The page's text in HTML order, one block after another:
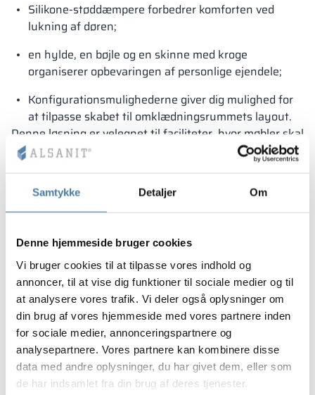
Samtykke Detaljer Om
Denne hjemmeside bruger cookies
Vi bruger cookies til at tilpasse vores indhold og
annoncer, til at vise dig funktioner til sociale medier og til
at analysere vores trafik. Vi deler også oplysninger om
din brug af vores hjemmeside med vores partnere inden
for sociale medier, annonceringspartnere og
analysepartnere. Vores partnere kan kombinere disse
data med andre oplysninger, du har givet dem, eller som
de har indsamlet fra din brug af deres tjenester.
Silikone-støddæmpere forbedrer komforten ved
lukning af døren;
en hylde, en bøjle og en skinne med kroge
organiserer opbevaringen af ​​personlige ejendele;
Konfigurationsmulighederne giver dig mulighed for
at tilpasse skabet til omklædningsrummets layout.
Denne løsning er velegnet til faciliteter, hvor møbler skal
se pæne ud efter mange måneders brug. Skabet er ikke
bare et tilfældigt møbel, men snarere en del af den
samlede rumorganisation. Det letter trafikstyringen og
hjælper med at opretholde interiørets visuelle standard.
Hvordan hjælper et HPL-
skab med at opretholde
orden og hygiejne?
Et HPL-skab hjælper med at opretholde orden takket
være dets glatte overflader og konstruktion designet til
hyppig rengøring. I et omklædningsrum er udseendet
ikke kun vigtigt, men også evnen til hurtigt at fjerne
snavs efter en lang arbejdsdag. HPL absorberer ikke
vand som traditionelle træbaserede materialer, hvilket